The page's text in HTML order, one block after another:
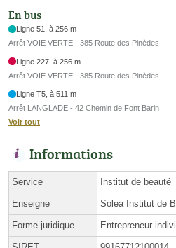
En bus
Ligne 51, à 256 m
Arrêt VOIE VERTE - 385 Route des Pinèdes
Ligne 227, à 256 m
Arrêt VOIE VERTE - 385 Route des Pinèdes
Ligne T5, à 511 m
Arrêt LANGLADE - 42 Chemin de Font Barin
Voir tout
Informations
Service Institut de beauté
Enseigne Solea Institut de
Forme juridique Entrepreneur